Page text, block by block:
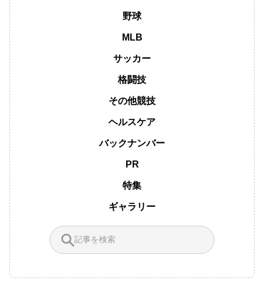
野球
MLB
サッカー
格闘技
その他競技
ヘルスケア
バックナンバー
PR
特集
ギャラリー